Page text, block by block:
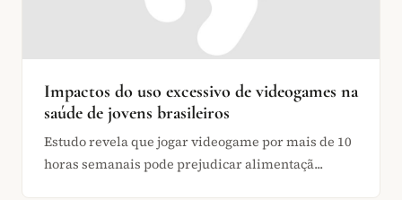
Impactos do uso excessivo de videogames na
saúde de jovens brasileiros
Estudo revela que jogar videogame por mais de 10
horas semanais pode prejudicar alimentaçã...